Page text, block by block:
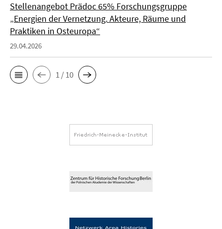
Stellenangebot Prädoc 65% Forschungsgruppe
„Energien der Vernetzung. Akteure, Räume und
Praktiken in Osteuropa“
29.04.2026
1 / 10